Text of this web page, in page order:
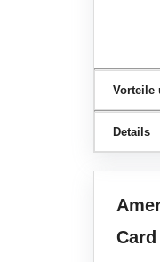
Vorteile
Details
Card